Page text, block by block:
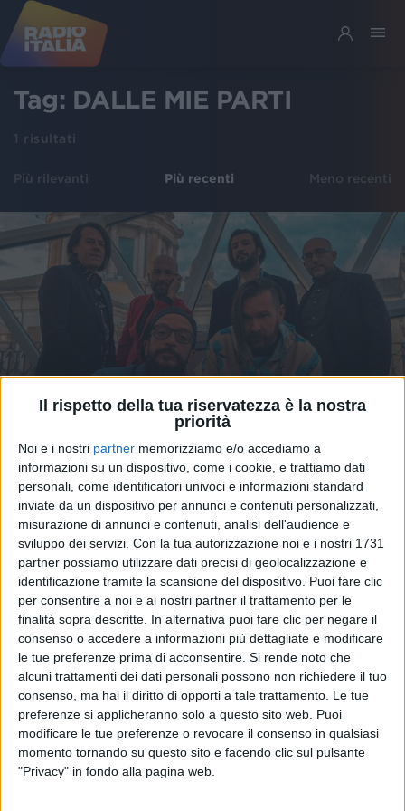
Il rispetto della tua riservatezza è la nostra
priorità
Noi e i nostri partner memorizziamo e/o accediamo a
informazioni su un dispositivo, come i cookie, e trattiamo dati
personali, come identificatori univoci e informazioni standard
inviate da un dispositivo per annunci e contenuti personalizzati,
misurazione di annunci e contenuti, analisi dell'audience e
sviluppo dei servizi. Con la tua autorizzazione noi e i nostri 1731
partner possiamo utilizzare dati precisi di geolocalizzazione e
identificazione tramite la scansione del dispositivo. Puoi fare clic
per consentire a noi e ai nostri partner il trattamento per le
finalità sopra descritte. In alternativa puoi fare clic per negare il
consenso o accedere a informazioni più dettagliate e modificare
le tue preferenze prima di acconsentire. Si rende noto che
alcuni trattamenti dei dati personali possono non richiedere il tuo
consenso, ma hai il diritto di opporti a tale trattamento. Le tue
preferenze si applicheranno solo a questo sito web. Puoi
modificare le tue preferenze o revocare il consenso in qualsiasi
momento tornando su questo sito e facendo clic sul pulsante
"Privacy" in fondo alla pagina web.
Tag: DALLE MIE PARTI
1 risultati
Più rilevanti Più recenti Meno recenti
NEWS 20 apr 2021
I Negramaro vincono il Premio Amnesty
con “Dalle mie parti”
È la miglior canzone sui diritti umani: Sangiorgi si
emoziona e la canta sui social
diAndrea Basso
Chi siamo